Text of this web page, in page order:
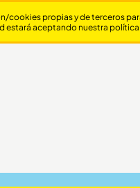
cookies propias y de terceros
estará aceptando nuestra